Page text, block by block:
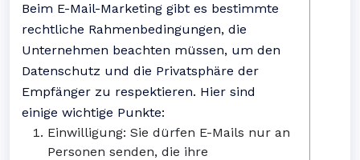
Beim E-Mail-Marketing gibt es bestimmte
rechtliche Rahmenbedingungen, die
Unternehmen beachten müssen, um den
Datenschutz und die Privatsphäre der
Empfänger zu respektieren. Hier sind
einige wichtige Punkte:
Einwilligung: Sie dürfen E-Mails nur an
Personen senden, die ihre